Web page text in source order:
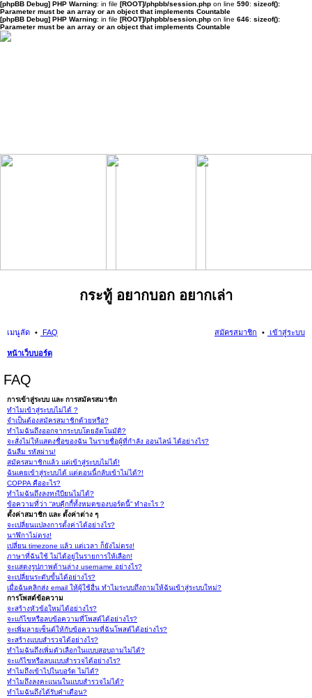
[phpBB Debug] PHP Warning: in file [ROOT]/phpbb/session.php on line 590: sizeof():
Parameter must be an array or an object that implements Countable
[phpBB Debug] PHP Warning: in file [ROOT]/phpbb/session.php on line 646: sizeof():
Parameter must be an array or an object that implements Countable
กระทู้ อยากบอก อยากเล่า
เมนูลัด FAQ เข้าสู่ระบบ
สมัครสมาชิก
หน้าเว็บบอร์ด
FAQ
การเข้าสู่ระบบ และ การสมัครสมาชิก
ทำไมเข้าสู่ระบบไม่ได้ ?
จำเป็นต้องสมัครสมาชิกด้วยหรือ?
ทำไมฉันถึงออกจากระบบโดยอัตโนมัติ?
จะสั่งไม่ให้แสดงชื่อของฉัน ในรายชื่อผู้ที่กำลัง ออนไลน์ ได้อย่างไร?
ฉันลืม รหัสผ่าน!
สมัครสมาชิกแล้ว แต่เข้าสู่ระบบไม่ได้!
ฉันเคยเข้าสู่ระบบได้ แต่ตอนนี้กลับเข้าไม่ได้?!
COPPA คืออะไร?
ทำไมฉันถึงลงทะเีบียนไม่ได้?
ข้อความที่ว่า “ลบคุีกกี้ทั้งหมดของบอร์ดนี้” ทำอะไร ?
ตั้งค่าสมาชิก และ ตั้งค่าต่าง ๆ
จะเปลี่ยนแปลงการตั้งค่าได้อย่างไร?
นาฬิกาไม่ตรง!
เปลี่ยน timezone แล้ว แต่เวลา ก็ยังไม่ตรง!
ภาษาที่ฉันใช้ ไม่ได้อยู่ในรายการให้เลือก!
จะแสดงรูปภาพด้านล่าง username อย่างไร?
จะเปลี่ยนระดับขั้นได้อย่างไร?
เมื่อฉันคลิกส่ง email ให้ผู้ใช้อื่น ทำไมระบบถึงถามให้ฉันเข้าสู่ระบบใหม่?
การโพสต์ข้อความ
จะสร้างหัวข้อใหม่ได้อย่างไร?
จะแก้ไขหรือลบข้อความที่โพสต์ได้อย่างไร?
จะเพิ่มลายเซ็นต์ให้กับข้อความที่ฉันโพสต์ได้อย่างไร?
จะสร้างแบบสำรวจได้อย่างไร?
ทำไมฉันถึงเพิ่มตัวเลือกในแบบสอบถามไม่ได้?
จะแก้ไขหรือลบแบบสำรวจได้อย่างไร?
ทำไมถึงเข้าไปในบอร์ด ไม่ได้?
ทำไมถึงลงคะแนนในแบบสำรวจไม่ได้?
ทำไมฉันถึงได้รับคำเตือน?